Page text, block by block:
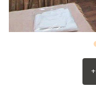
+